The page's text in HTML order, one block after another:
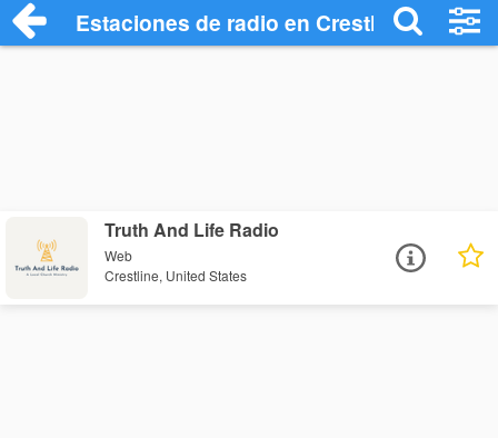
Estaciones de radio en Crestline -
Truth And Life Radio
Web
Crestline, United States